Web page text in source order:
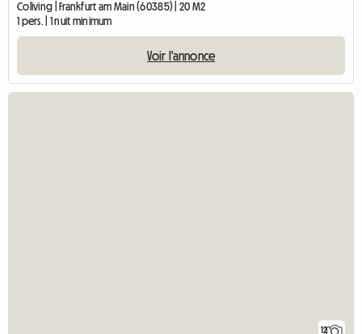
Coliving | Frankfurt am Main (60385) | 20 M2
1 pers. | 1 nuit minimum
Voir l'annonce
12